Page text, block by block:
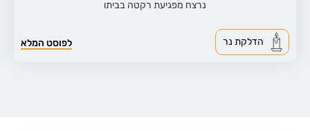
נרצח מפגיעת רקטה בביתו
לפוסט המלא הדלקת נר